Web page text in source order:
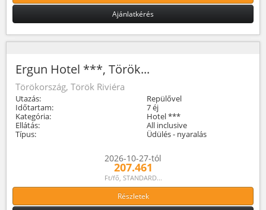
Ajánlatkérés
Ergun Hotel ***, Török...
Törökország, Török Riviéra
Utazás:
Repülővel
Időtartam:
7 éj
Kategória:
Hotel ***
Ellátás:
All inclusive
Típus:
Üdülés - nyaralás
2026-10-27-tól
207.461
Ft/fő, STANDARD...
Részletek